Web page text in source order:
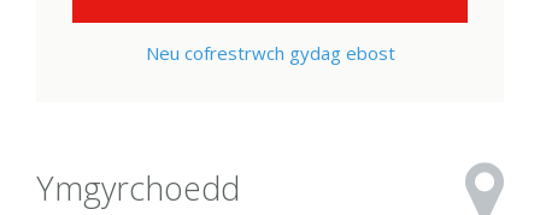
Neu cofrestrwch gydag ebost
Ymgyrchoedd